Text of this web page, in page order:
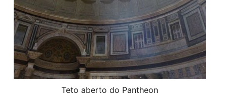
Teto aberto do Pantheon